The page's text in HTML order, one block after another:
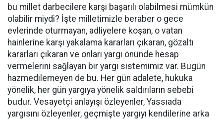
bu millet darbecilere karşı başarılı olabilmesi mümkün
olabilir miydi? İşte milletimizle beraber o gece
evlerinde oturmayan, adliyelere koşan, o vatan
hainlerine karşı yakalama kararları çıkaran, gözaltı
kararları çıkaran ve onları yargı önünde hesap
vermelerini sağlayan bir yargı sistemimiz var. Bugün
hazmedilemeyen de bu. Her gün adalete, hukuka
yönelik, her gün yargıya yönelik saldırıların sebebi
budur. Vesayetçi anlayışı özleyenler, Yassıada
yargısını özleyenler, geçmişte yargıyı kendilerine arka